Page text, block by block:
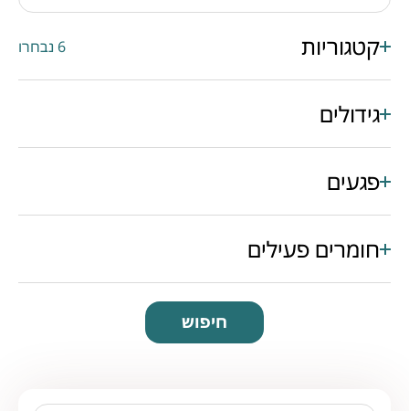
קטגוריות 6 נבחרו
גידולים
פגעים
חומרים פעילים
חיפוש